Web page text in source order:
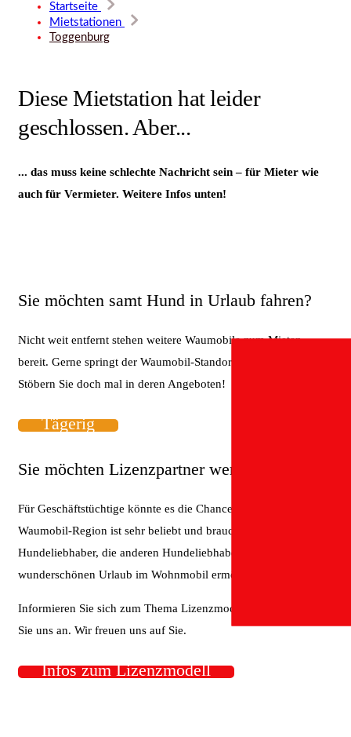
Startseite
Mietstationen
Toggenburg
Diese Mietstation hat leider
geschlossen. Aber...
... das muss keine schlechte Nachricht sein – für Mieter wie
auch für Vermieter. Weitere Infos unten!
Sie möchten samt Hund in Urlaub fahren?
Nicht weit entfernt stehen weitere Waumobile zum Mieten
bereit. Gerne springt der Waumobil-Standort Tägerig ein.
Stöbern Sie doch mal in deren Angeboten!
Tägerig
Sie möchten Lizenzpartner werden?
Für Geschäftstüchtige könnte es die Chance sein: Diese
Waumobil-Region ist sehr beliebt und braucht tatkräftige
Hundeliebhaber, die anderen Hundeliebhabern einen
wunderschönen Urlaub im Wohnmobil ermöglichen wollen.
Informieren Sie sich zum Thema Lizenzmodell
Sie uns an. Wir freuen uns auf Sie.
Infos zum Lizenzmodell